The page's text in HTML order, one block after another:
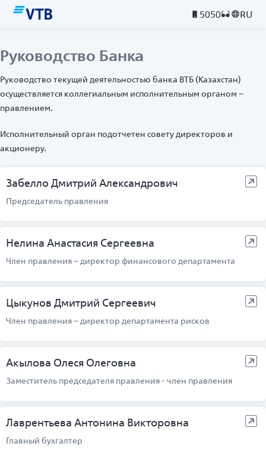
5050 RU
Руководство Банка
Руководство текущей деятельностью банка ВТБ (Казахстан)
осуществляется коллегиальным исполнительным органом –
правлением.
Исполнительный орган подотчетен совету директоров и
акционеру.
Забелло Дмитрий Александрович
Председатель правления
Нелина Анастасия Сергеевна
Член правления – директор финансового департамента
Цыкунов Дмитрий Сергеевич
Член правления – директор департамента рисков
Акылова Олеся Олеговна
Заместитель председателя правления - член правления
Лаврентьева Антонина Викторовна
Главный бухгалтер